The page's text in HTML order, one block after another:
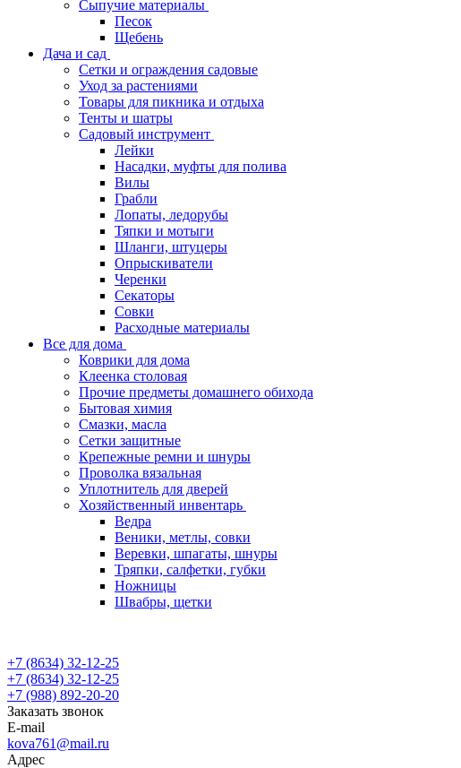
Сыпучие материалы
Песок
Щебень
Дача и сад
Сетки и ограждения садовые
Уход за растениями
Товары для пикника и отдыха
Тенты и шатры
Садовый инструмент
Лейки
Насадки, муфты для полива
Вилы
Грабли
Лопаты, ледорубы
Тяпки и мотыги
Шланги, штуцеры
Опрыскиватели
Черенки
Секаторы
Совки
Расходные материалы
Все для дома
Коврики для дома
Клеенка столовая
Прочие предметы домашнего обихода
Бытовая химия
Смазки, масла
Сетки защитные
Крепежные ремни и шнуры
Проволка вязальная
Уплотнитель для дверей
Хозяйственный инвентарь
Ведра
Веники, метлы, совки
Веревки, шпагаты, шнуры
Тряпки, салфетки, губки
Ножницы
Швабры, щетки
+7 (8634) 32-12-25
+7 (8634) 32-12-25
+7 (988) 892-20-20
Заказать звонок
E-mail
kova761@mail.ru
Адрес